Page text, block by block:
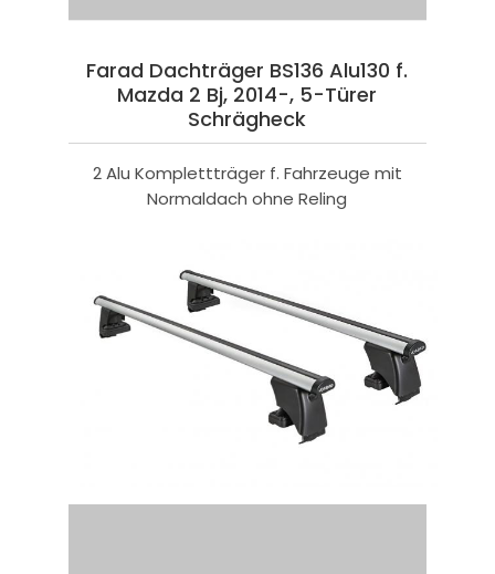
Farad Dachträger BS136 Alu130 f.
Mazda 2 Bj, 2014-, 5-Türer
Schrägheck
2 Alu Komplettträger f. Fahrzeuge mit
Normaldach ohne Reling